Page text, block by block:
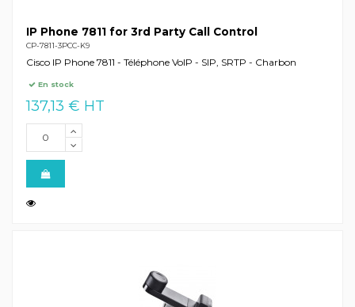
IP Phone 7811 for 3rd Party Call Control
CP-7811-3PCC-K9
Cisco IP Phone 7811 - Téléphone VoIP - SIP, SRTP - Charbon
En stock
137,13 € HT